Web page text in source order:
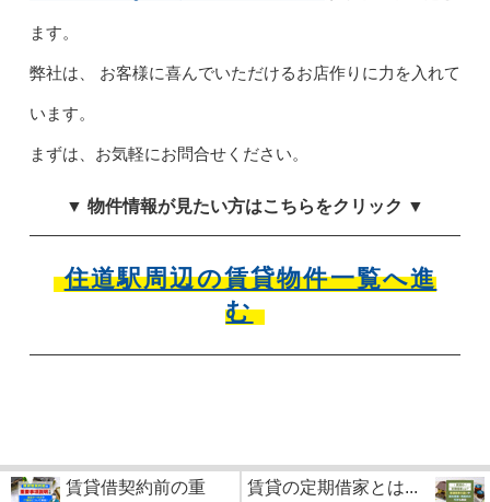
ます。
弊社は、 お客様に喜んでいただけるお店作りに力を入れて
います。
まずは、お気軽にお問合せください。
▼ 物件情報が見たい方はこちらをクリック ▼
住道駅周辺の賃貸物件一覧へ進
む
賃貸借契約前の重
賃貸の定期借家とは...